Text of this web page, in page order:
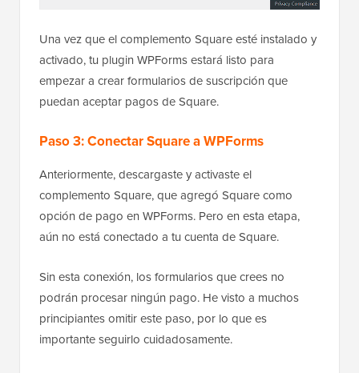
Una vez que el complemento Square esté instalado y
activado, tu plugin WPForms estará listo para
empezar a crear formularios de suscripción que
puedan aceptar pagos de Square.
Paso 3: Conectar Square a WPForms
Anteriormente, descargaste y activaste el
complemento Square, que agregó Square como
opción de pago en WPForms. Pero en esta etapa,
aún no está conectado a tu cuenta de Square.
Sin esta conexión, los formularios que crees no
podrán procesar ningún pago. He visto a muchos
principiantes omitir este paso, por lo que es
importante seguirlo cuidadosamente.